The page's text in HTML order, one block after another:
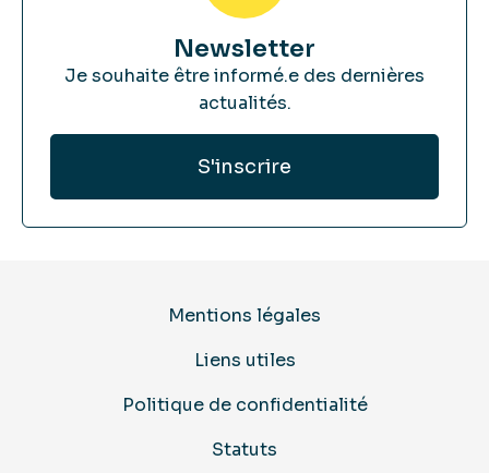
Newsletter
Je souhaite être informé.e des dernières
actualités.
Mentions légales
Liens utiles
Politique de confidentialité
Statuts